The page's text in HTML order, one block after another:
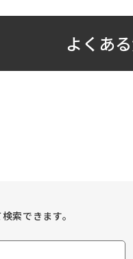
よくあ
索できます。